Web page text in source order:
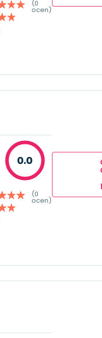
(0
ocen)
0.0
(0
ocen)